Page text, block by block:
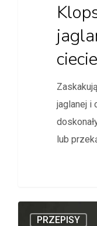
jaglanej i
lub
PRZEPISY